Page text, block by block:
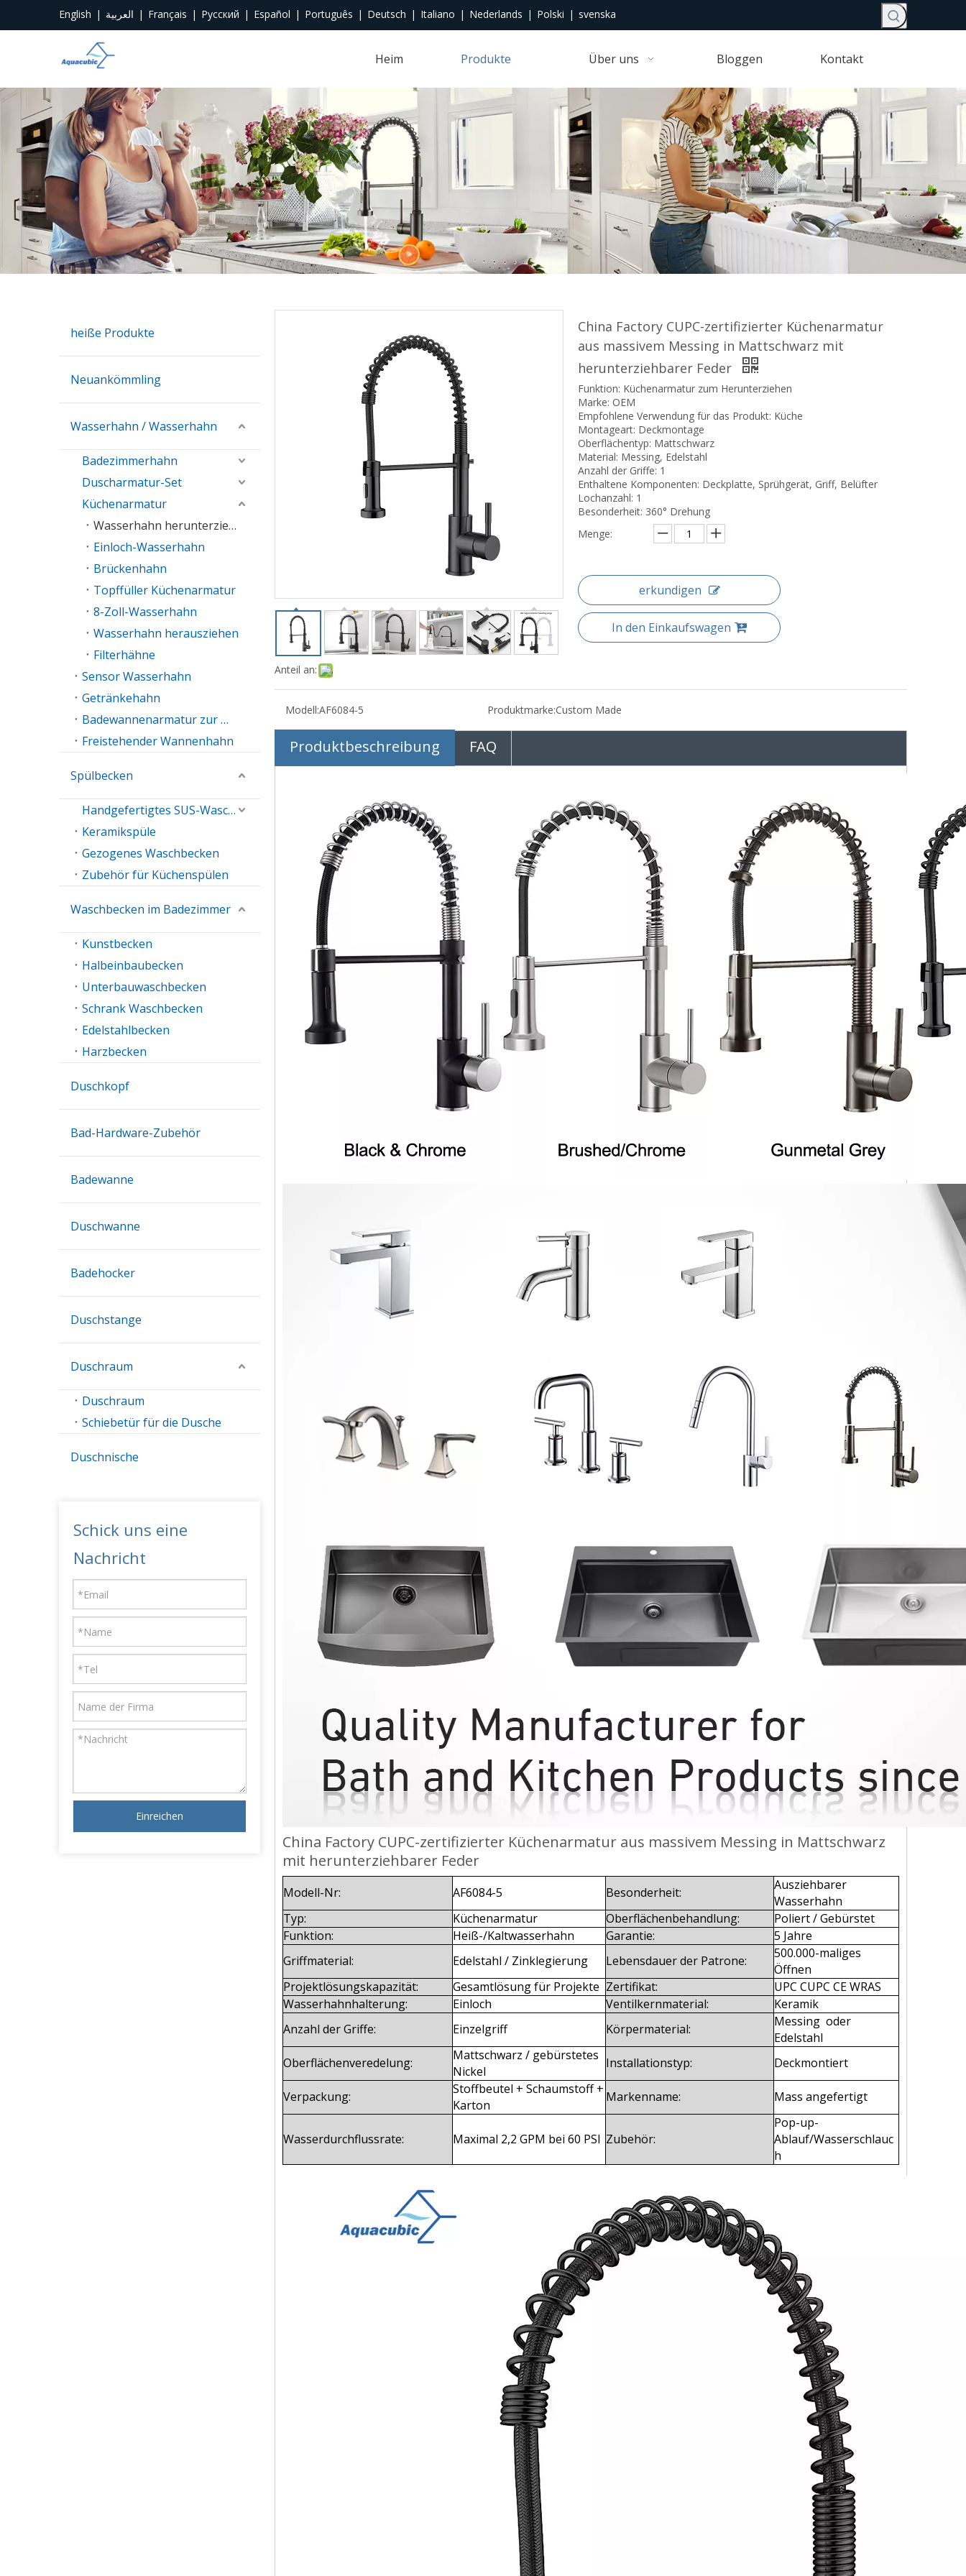
English | العربية | Français | Pусский | Español | Português | Deutsch | Italiano | Nederlands | Polski | svenska
Heim Produkte Über uns Bloggen Kontakt
heiße Produkte
Neuankömmling
Wasserhahn / Wasserhahn
Badezimmerhahn
Duscharmatur-Set
Küchenarmatur
Wasserhahn herunterziehen
Einloch-Wasserhahn
Brückenhahn
Topffüller Küchenarmatur
8-Zoll-Wasserhahn
Wasserhahn herausziehen
Filterhähne
Sensor Wasserhahn
Getränkehahn
Badewannenarmatur zur Wandmontage
Freistehender Wannenhahn
Spülbecken
Handgefertigtes SUS-Waschbecken
Keramikspüle
Gezogenes Waschbecken
Zubehör für Küchenspülen
Waschbecken im Badezimmer
Kunstbecken
Halbeinbaubecken
Unterbauwaschbecken
Schrank Waschbecken
Edelstahlbecken
Harzbecken
Duschkopf
Bad-Hardware-Zubehör
Badewanne
Duschwanne
Badehocker
Duschstange
Duschraum
Duschraum
Schiebetür für die Dusche
Duschnische
Schick uns eine
Nachricht
Einreichen
Anteil an:
China Factory CUPC-zertifizierter Küchenarmatur
aus massivem Messing in Mattschwarz mit
herunterziehbarer Feder
Funktion: Küchenarmatur zum Herunterziehen
Marke: OEM
Empfohlene Verwendung für das Produkt: Küche
Montageart: Deckmontage
Oberflächentyp: Mattschwarz
Material: Messing, Edelstahl
Anzahl der Griffe: 1
Enthaltene Komponenten: Deckplatte, Sprühgerät, Griff, Belüfter
Lochanzahl: 1
Besonderheit: 360° Drehung
Menge:
erkundigen
In den Einkaufswagen
Modell:AF6084-5 Produktmarke:Custom Made
Produktbeschreibung FAQ
China Factory CUPC-zertifizierter Küchenarmatur aus massivem Messing in Mattschwarz
mit herunterziehbarer Feder
Modell-Nr: AF6084-5 Besonderheit:
Ausziehbarer
Wasserhahn
Typ:
Küchenarmatur Oberflächenbehandlung:
Poliert / Gebürstet
Funktion:
Heiß-/Kaltwasserhahn Garantie:
5 Jahre
Griffmaterial:
Edelstahl / Zinklegierung Lebensdauer der Patrone:
500.000-maliges
Öffnen
Projektlösungskapazität:
Gesamtlösung für Projekte Zertifikat:
UPC CUPC CE WRAS
Wasserhahnhalterung:
Einloch Ventilkernmaterial:
Keramik
Anzahl der Griffe:
Einzelgriff Körpermaterial:
Messing oder
Edelstahl
Oberflächenveredelung:
Mattschwarz / gebürstetes
Nickel
Installationstyp: Deckmontiert
Verpackung:
Stoffbeutel + Schaumstoff +
Karton
Markenname: Mass angefertigt
Wasserdurchflussrate: Maximal 2,2 GPM bei 60 PSI Zubehör:
Pop-up-
Ablauf/Wasserschlauc
h